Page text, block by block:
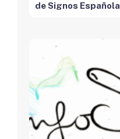
de Signos Española